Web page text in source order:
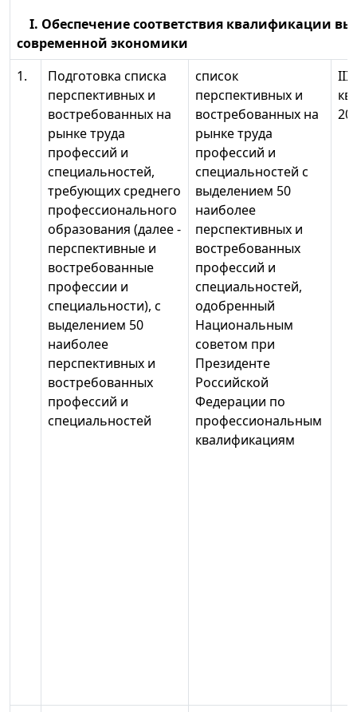
I. Обеспечение соответствия квалификации
современной экономики
1.
Подготовка списка
перспективных и
востребованных на
рынке труда
профессий и
специальностей,
требующих среднего
профессионального
образования (далее -
перспективные и
востребованные
профессии и
специальности), с
выделением 50
наиболее
перспективных и
востребованных
профессий и
специальностей
список
перспективных и
востребованных на
рынке труда
профессий и
специальностей с
выделением 50
наиболее
перспективных и
востребованных
профессий и
специальностей,
одобренный
Национальным
советом при
Президенте
Российской
Федерации по
профессиональным
квалификациям
III